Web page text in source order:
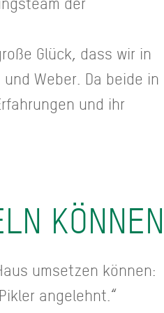
Glück, dass wir in
Weber. Da beide in
und ihr
KÖNNEN
umsetzen können:
angelehnt.“